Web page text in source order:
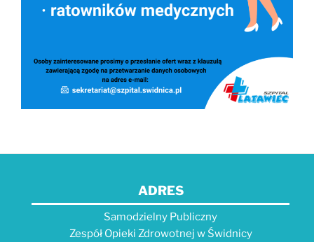
ADRES
Samodzielny Publiczny
Zespół Opieki Zdrowotnej w Świdnicy